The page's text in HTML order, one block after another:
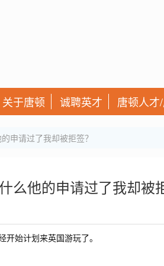
关于唐顿 诚聘英才 唐顿人才
申请过了我却被拒签？
么他的申请过了我却被
始计划来英国游玩了。